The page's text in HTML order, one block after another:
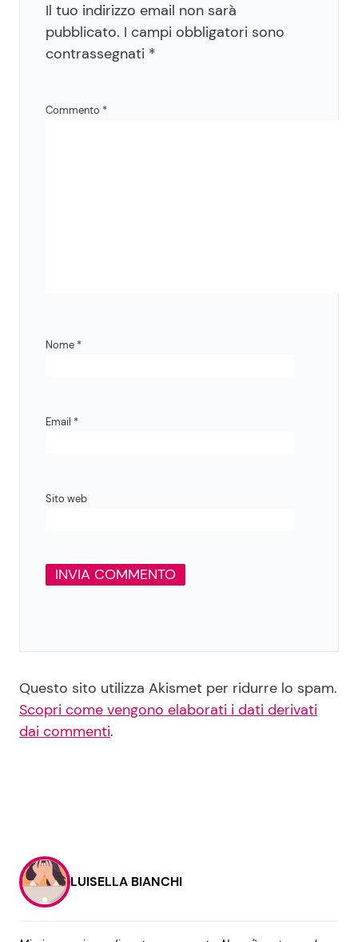
Il tuo indirizzo email non sarà
pubblicato. I campi obbligatori sono
contrassegnati *
Commento *
Nome *
Email *
Sito web
Questo sito utilizza Akismet per ridurre lo spam.
Scopri come vengono elaborati i dati derivati
dai commenti.
LUISELLA BIANCHI